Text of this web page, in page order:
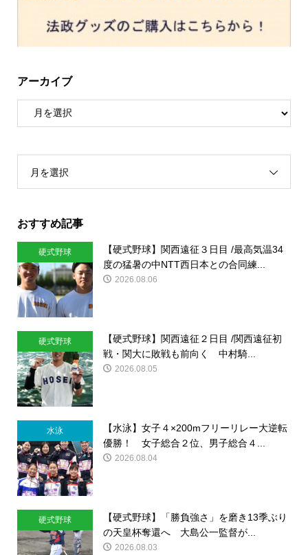
アーカイブ
月を選択
おすすめ記事
硬式野球
【硬式野球】関西遠征３日目 /最高気温34
度の猛暑の中NTT西日本との合同練...
2026.08.06
硬式野球
【硬式野球】関西遠征２日目 /関西遠征初
戦・関大に敗戦も前向く 中村騎...
2026.08.05
水泳
【水泳】女子４×200mフリーリレー大逆転
優勝！ 女子総合２位、男子総合４...
2026.08.04
硬式野球
【硬式野球】「勝負強さ」を磨き13季ぶり
の天皇杯奪還へ 大島公一監督が...
2026.08.03